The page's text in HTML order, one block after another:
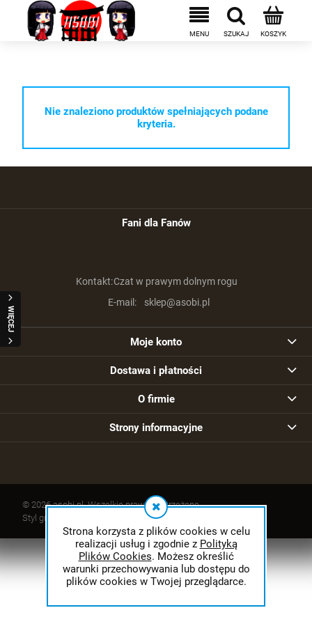
Strona korzysta z plików cookies w celu
realizacji usług i zgodnie z Polityką
Plików Cookies. Możesz określić
warunki przechowywania lub dostępu do
plików cookies w Twojej przeglądarce.
WIĘCEJ
Nie znaleziono produktów spełniających podane
kryteria.
Fani dla Fanów
Kontakt:Czat w prawym dolnym rogu
E-mail:
sklep@asobi.pl
Moje konto
Dostawa i płatności
O firmie
Strony informacyjne
© 2026 asobi.pl. Wszelkie prawa zastrzeżone.
Styl graficzny ShopGadget.pl
Sklep internetowy Shoper.pl